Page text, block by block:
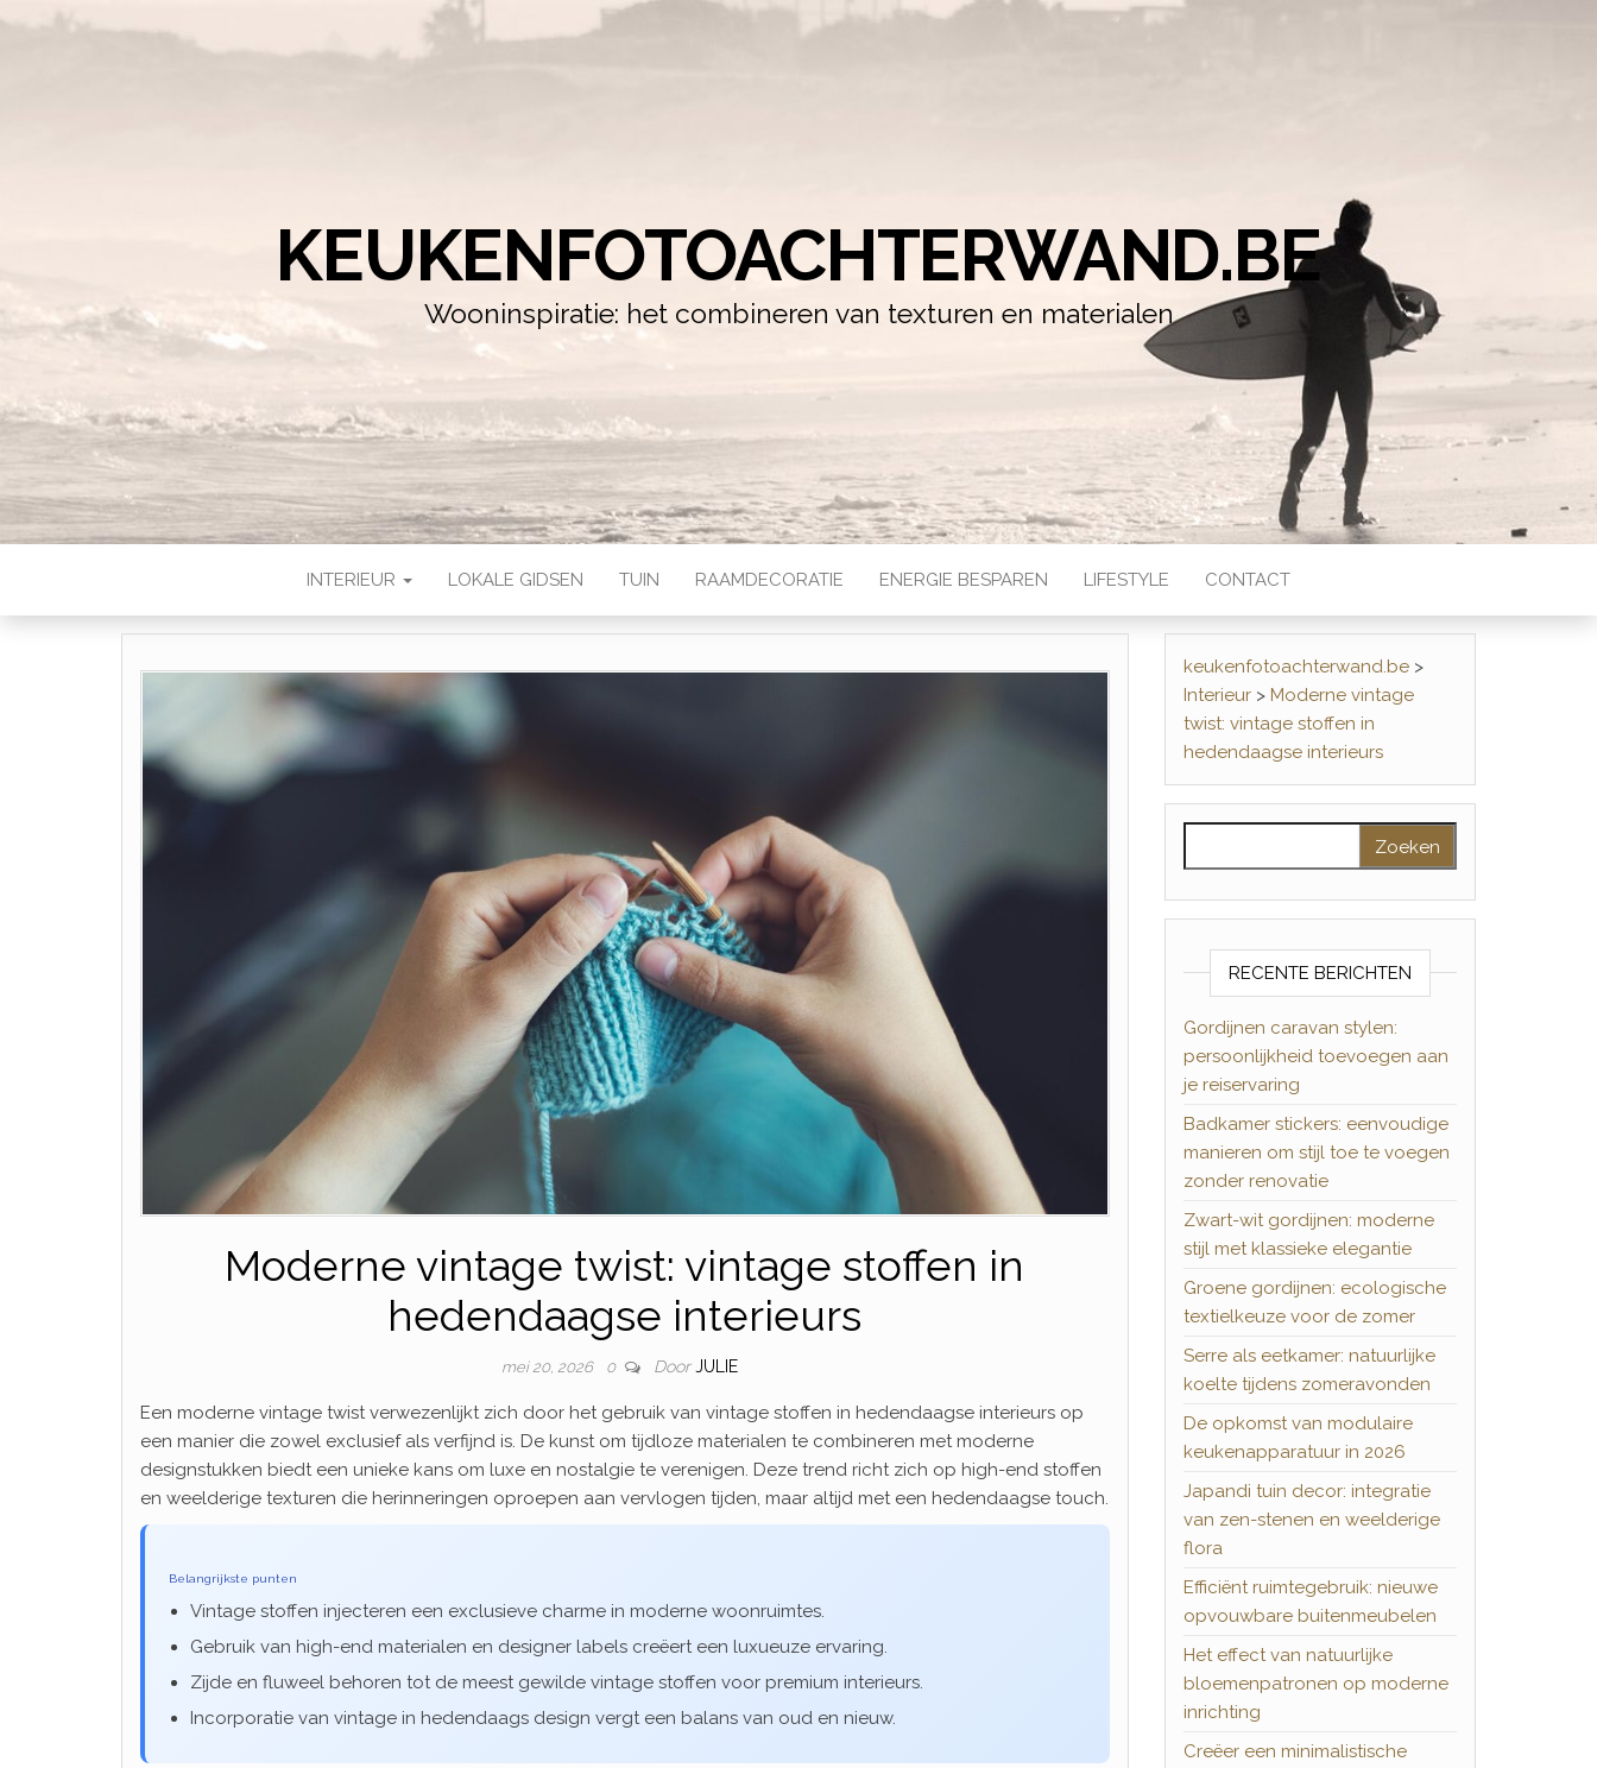
KEUKENFOTOACHTERWAND.BE
Wooninspiratie: het combineren van texturen en materialen
INTERIEUR LOKALE GIDSEN TUIN RAAMDECORATIE ENERGIE BESPAREN LIFESTYLE CONTACT
Moderne vintage twist: vintage stoffen in
hedendaagse interieurs
mei 20, 2026 0 Door JULIE
Een moderne vintage twist verwezenlijkt zich door het gebruik van vintage stoffen in hedendaagse interieurs op
een manier die zowel exclusief als verfijnd is. De kunst om tijdloze materialen te combineren met moderne
designstukken biedt een unieke kans om luxe en nostalgie te verenigen. Deze trend richt zich op high-end stoffen
en weelderige texturen die herinneringen oproepen aan vervlogen tijden, maar altijd met een hedendaagse touch.
Belangrijkste punten
Vintage stoffen injecteren een exclusieve charme in moderne woonruimtes.
Gebruik van high-end materialen en designer labels creëert een luxueuze ervaring.
Zijde en fluweel behoren tot de meest gewilde vintage stoffen voor premium interieurs.
Incorporatie van vintage in hedendaags design vergt een balans van oud en nieuw.
keukenfotoachterwand.be>
Interieur> Moderne vintage
twist: vintage stoffen in
hedendaagse interieurs
RECENTE BERICHTEN
Gordijnen caravan stylen:
persoonlijkheid toevoegen aan
je reiservaring
Badkamer stickers: eenvoudige
manieren om stijl toe te voegen
zonder renovatie
Zwart-wit gordijnen: moderne
stijl met klassieke elegantie
Groene gordijnen: ecologische
textielkeuze voor de zomer
Serre als eetkamer: natuurlijke
koelte tijdens zomeravonden
De opkomst van modulaire
keukenapparatuur in 2026
Japandi tuin decor: integratie
van zen-stenen en weelderige
flora
Efficiënt ruimtegebruik: nieuwe
opvouwbare buitenmeubelen
Het effect van natuurlijke
bloemenpatronen op moderne
inrichting
Creëer een minimalistische